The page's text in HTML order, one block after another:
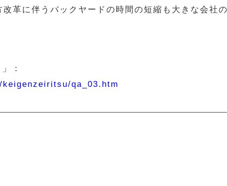
革に伴うバックヤードの時間の短縮も大きな会社
：
qa_03.htm